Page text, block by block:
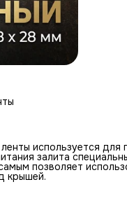
используется для
залита
позволяет
крышей.